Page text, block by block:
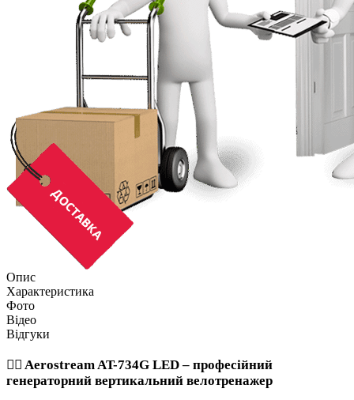
Опис
Характеристика
Фото
Відео
Відгуки
🚴‍♂️ Aerostream AT-734G LED – професійний
генераторний вертикальний велотренажер